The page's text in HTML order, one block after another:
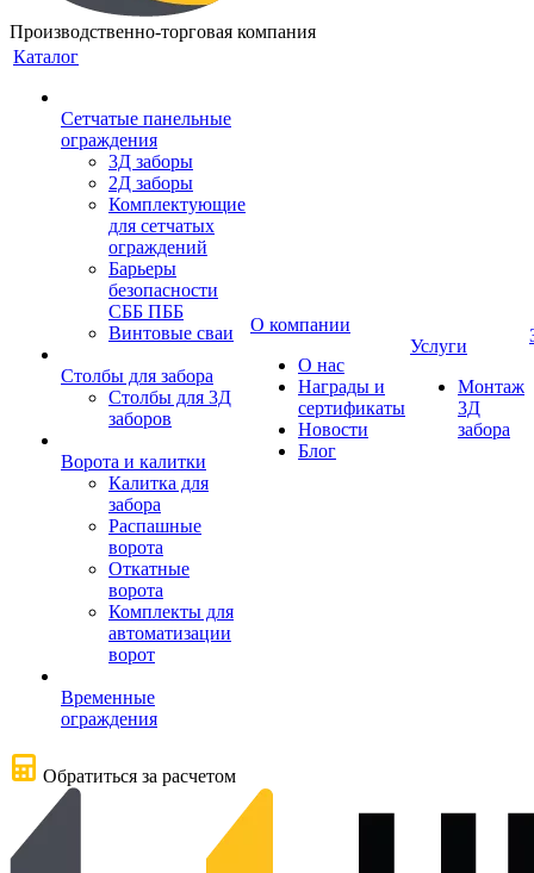
Производственно-торговая компания
Каталог
Сетчатые панельные
ограждения
3Д заборы
2Д заборы
Комплектующие
для сетчатых
ограждений
Барьеры
безопасности
СББ ПББ
Винтовые сваи
Столбы для забора
Столбы для 3Д
заборов
Ворота и калитки
Калитка для
забора
Распашные
ворота
Откатные
ворота
Комплекты для
автоматизации
ворот
Временные
ограждения
О компании
О нас
Награды и
сертификаты
Новости
Блог
Услуги
Монтаж
3Д
забора
Обратиться за расчетом